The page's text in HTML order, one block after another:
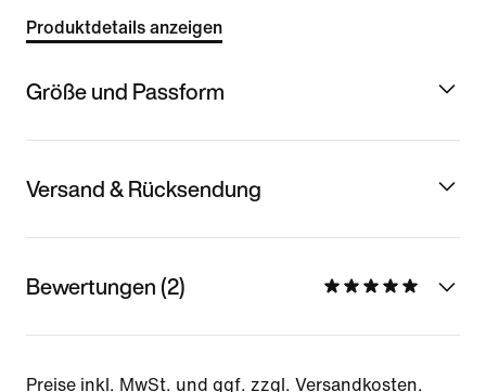
Produktdetails anzeigen
Größe und Passform
Versand & Rücksendung
Bewertungen (2)
Preise inkl. MwSt. und ggf. zzgl. Versandkosten.